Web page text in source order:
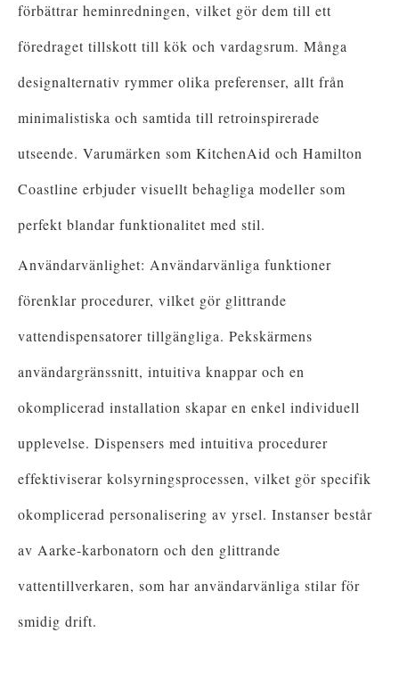
förbättrar heminredningen, vilket gör dem till ett
föredraget tillskott till kök och vardagsrum. Många
designalternativ rymmer olika preferenser, allt från
minimalistiska och samtida till retroinspirerade
utseende. Varumärken som KitchenAid och Hamilton
Coastline erbjuder visuellt behagliga modeller som
perfekt blandar funktionalitet med stil.
Användarvänlighet: Användarvänliga funktioner
förenklar procedurer, vilket gör glittrande
vattendispensatorer tillgängliga. Pekskärmens
användargränssnitt, intuitiva knappar och en
okomplicerad installation skapar en enkel individuell
upplevelse. Dispensers med intuitiva procedurer
effektiviserar kolsyrningsprocessen, vilket gör specifik
okomplicerad personalisering av yrsel. Instanser består
av Aarke-karbonatorn och den glittrande
vattentillverkaren, som har användarvänliga stilar för
smidig drift.